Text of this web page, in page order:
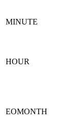
MINUTE
HOUR
EOMONTH